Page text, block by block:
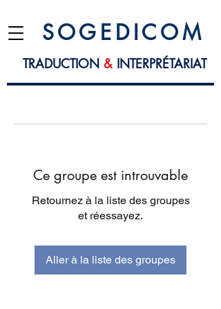
S O G E D I C O M
TRADUCTION &INTERPRÉTARIAT
Ce groupe est introuvable
Retournez à la liste des groupes
et réessayez.
Aller à la liste des groupes